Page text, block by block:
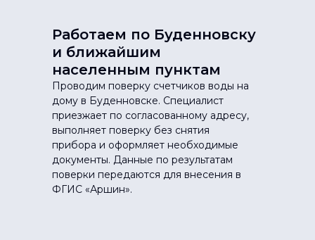
Работаем по Буденновску
и ближайшим
населенным пунктам
Проводим поверку счетчиков воды на
дому в Буденновске. Специалист
приезжает по согласованному адресу,
выполняет поверку без снятия
прибора и оформляет необходимые
документы. Данные по результатам
поверки передаются для внесения в
ФГИС «Аршин».